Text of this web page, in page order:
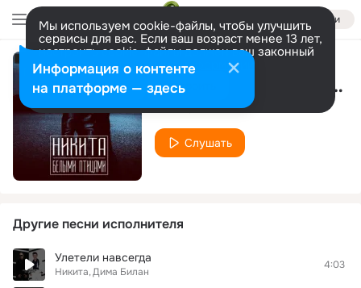
Войти
Мы используем cookie-файлы, чтобы улучшить
сервисы для вас. Если ваш возраст менее 13 лет,
настроить cookie-файлы должен ваш законный
представитель. Больше информации
Разрешить все Настроить Белыми птицами (Roma Mio Remix)
Никита
Слушать
Другие песни исполнителя
Улетели навсегда
Никита Дима Билан
4:03
Информация о контенте
на платформе — здесь